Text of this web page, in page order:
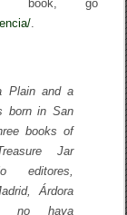
book, go
.
Plain and a
born in San
books of
Jar
editores,
Árdora
no haya